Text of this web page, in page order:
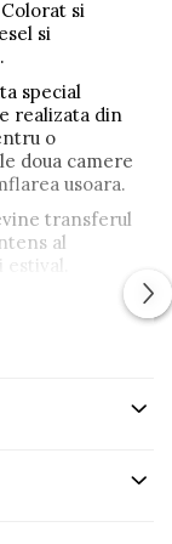
si
si
special
realizata din
o
doua camere
usoara.
transferul
al
curte –
relaxare in